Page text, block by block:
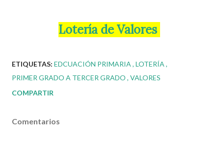
Lotería de Valores
ETIQUETAS: EDCUACIÓN PRIMARIA LOTERÍA
PRIMER GRADO A TERCER GRADO VALORES
COMPARTIR
Comentarios